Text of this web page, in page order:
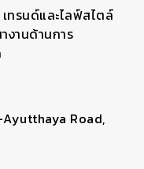
ทรนด์และไลฟ์สไตล์
งานด้านการ
Road,